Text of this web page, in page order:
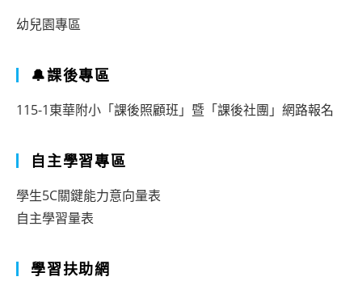
幼兒園專區
🔔課後專區
115-1東華附小「課後照顧班」暨「課後社團」網路報名
自主學習專區
學生5C關鍵能力意向量表
自主學習量表
學習扶助網